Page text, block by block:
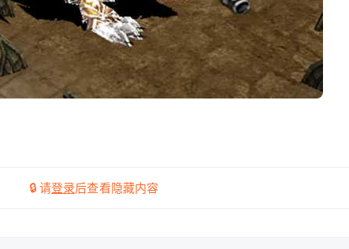
🔒 请登录后查看隐藏内容